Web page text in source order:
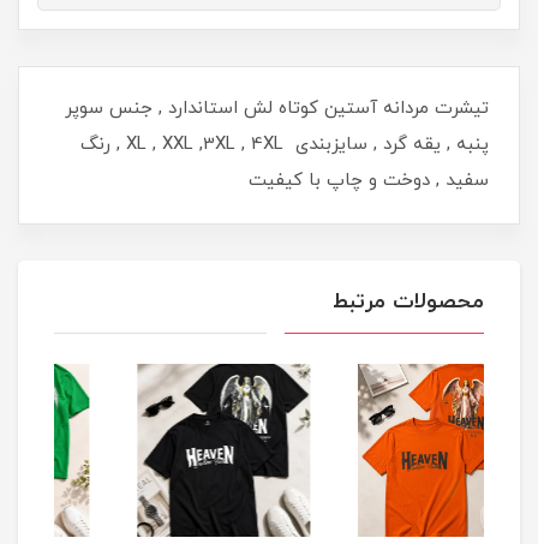
تیشرت مردانه آستین کوتاه لش استاندارد , جنس سوپر
پنبه , یقه گرد , سایزبندی XL , XXL ,3XL , 4XL , رنگ
سفید , دوخت و چاپ با کیفیت
محصولات مرتبط